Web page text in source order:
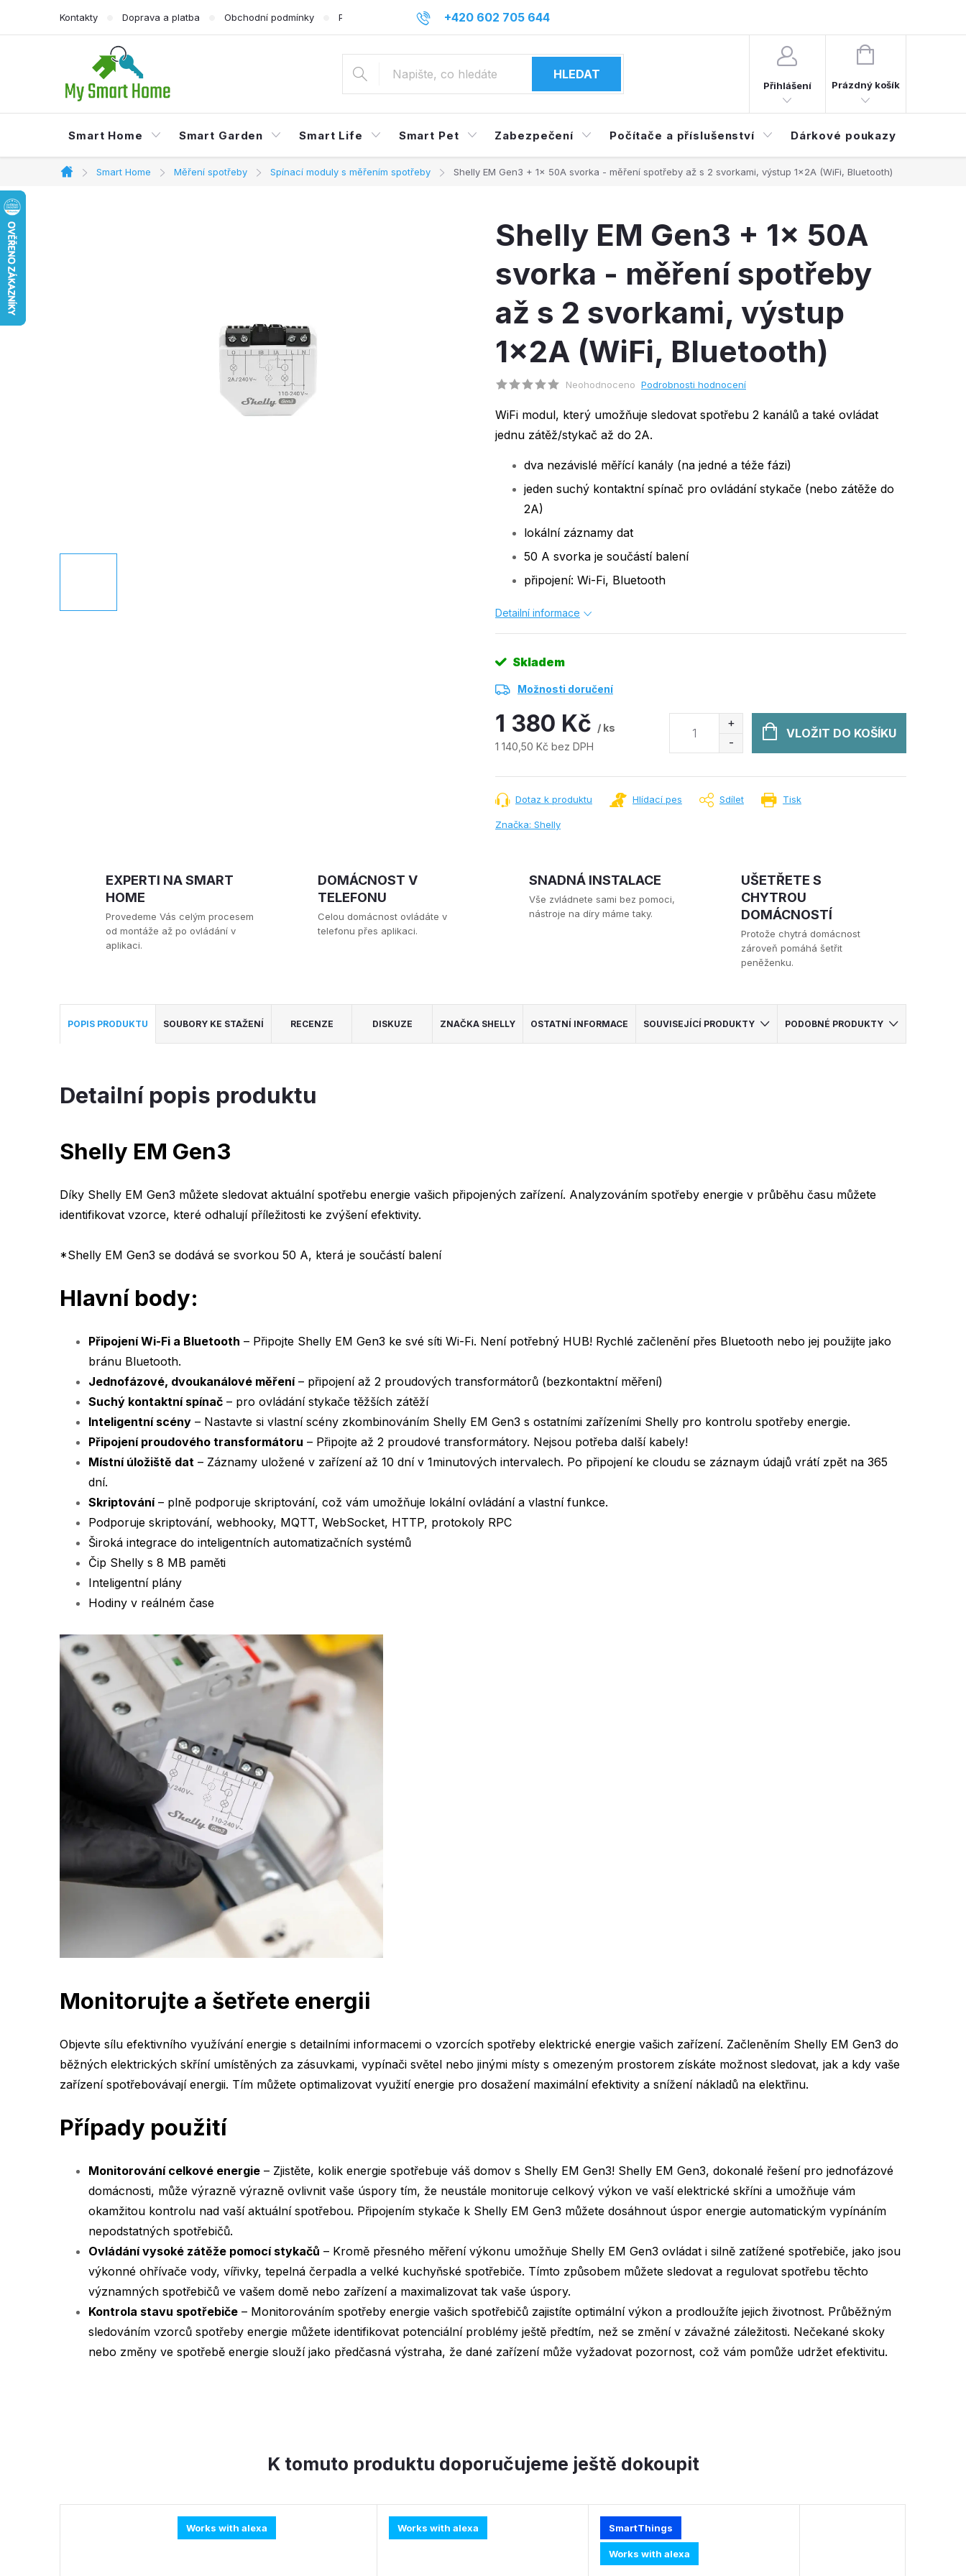
+420 602 705 644
info@mysmarthome.cz
Kontakty Doprava a platba Obchodní podmínky Podmínky ochrany osobních údajů Reklamace a odstoupení od smlouvy
HLEDAT
Přihlášení
NÁKUPNÍ
Prázdný košík
Smart Home Smart Garden Smart Life Smart Pet Zabezpečení Počítače a příslušenství Dárkové poukazy
Domů
Smart Home Měření spotřeby Spínací moduly s měřením spotřeby Shelly EM Gen3 + 1x 50A svorka - měření spotřeby až s 2 svorkami, výstup 1x2A (WiFi, Bluetooth)
Shelly EM Gen3 + 1x 50A
svorka - měření spotřeby
až s 2 svorkami, výstup
1x2A (WiFi, Bluetooth)
Neohodnoceno Podrobnosti hodnocení
WiFi modul, který umožňuje sledovat spotřebu 2 kanálů a také ovládat
jednu zátěž/stykač až do 2A.
dva nezávislé měřící kanály (na jedné a téže fázi)
jeden suchý kontaktní spínač pro ovládání stykače (nebo zátěže do
2A)
lokální záznamy dat
50 A svorka je součástí balení
připojení: Wi-Fi, Bluetooth
Detailní informace
Skladem
Možnosti doručení
1 380 Kč / ks
1 140,50 Kč bez DPH
cena:
VLOŽIT DO KOŠÍKU
Tisk
Dotaz k produktu Hlídací pes Sdílet
Značka: Shelly
EXPERTI NA SMART
HOME
Provedeme Vás celým procesem
od montáže až po ovládání v
aplikaci.
DOMÁCNOST V
TELEFONU
Celou domácnost ovládáte v
telefonu přes aplikaci.
SNADNÁ INSTALACE
Vše zvládnete sami bez pomoci,
nástroje na díry máme taky.
UŠETŘETE S
CHYTROU
DOMÁCNOSTÍ
Protože chytrá domácnost
zároveň pomáhá šetřit
peněženku.
POPIS PRODUKTU SOUBORY KE STAŽENÍ RECENZE DISKUZE ZNAČKA SHELLY OSTATNÍ INFORMACE SOUVISEJÍCÍ PRODUKTY PODOBNÉ PRODUKTY
Detailní popis produktu
Shelly EM Gen3
Díky Shelly EM Gen3 můžete sledovat aktuální spotřebu energie vašich připojených zařízení. Analyzováním spotřeby energie v průběhu času můžete
identifikovat vzorce, které odhalují příležitosti ke zvýšení efektivity.
*Shelly EM Gen3 se dodává se svorkou 50 A, která je součástí balení
Hlavní body:
Připojení Wi-Fi a Bluetooth – Připojte Shelly ЕМ Gen3 ke své síti Wi-Fi. Není potřebný HUB! Rychlé začlenění přes Bluetooth nebo jej použijte jako
bránu Bluetooth.
Jednofázové, dvoukanálové měření– připojení až 2 proudových transformátorů (bezkontaktní měření)
Suchý kontaktní spínač – pro ovládání stykače těžších zátěží
Inteligentní scény – Nastavte si vlastní scény zkombinováním Shelly EM Gen3 s ostatními zařízeními Shelly pro kontrolu spotřeby energie.
Připojení proudového transformátoru – Připojte až 2 proudové transformátory. Nejsou potřeba další kabely!
Místní úložiště dat – Záznamy uložené v zařízení až 10 dní v 1minutových intervalech. Po připojení ke cloudu se záznaym údajů vrátí zpět na 365
dní.
Skriptování– plně podporuje skriptování, což vám umožňuje lokální ovládání a vlastní funkce.
Podporuje skriptování, webhooky, MQTT, WebSocket, HTTP, protokoly RPC
Široká integrace do inteligentních automatizačních systémů
Čip Shelly s 8 MB paměti
Inteligentní plány
Hodiny v reálném čase
Monitorujte a šetřete energii
Objevte sílu efektivního využívání energie s detailními informacemi o vzorcích spotřeby elektrické energie vašich zařízení. Začleněním Shelly EM Gen3 do
běžných elektrických skříní umístěných za zásuvkami, vypínači světel nebo jinými místy s omezeným prostorem získáte možnost sledovat, jak a kdy vaše
zařízení spotřebovávají energii. Tím můžete optimalizovat využití energie pro dosažení maximální efektivity a snížení nákladů na elektřinu.
Případy použití
Monitorování celkové energie – Zjistěte, kolik energie spotřebuje váš domov s Shelly EM Gen3! Shelly EM Gen3, dokonalé řešení pro jednofázové
domácnosti, může výrazně výrazně ovlivnit vaše úspory tím, že neustále monitoruje celkový výkon ve vaší elektrické skříni a umožňuje vám
okamžitou kontrolu nad vaší aktuální spotřebou. Připojením stykače k Shelly EM Gen3 můžete dosáhnout úspor energie automatickým vypínáním
nepodstatných spotřebičů.
Ovládání vysoké zátěže pomocí stykačů – Kromě přesného měření výkonu umožňuje Shelly EM Gen3 ovládat i silně zatížené spotřebiče, jako jsou
výkonné ohřívače vody, vířivky, tepelná čerpadla a velké kuchyňské spotřebiče. Tímto způsobem můžete sledovat a regulovat spotřebu těchto
významných spotřebičů ve vašem domě nebo zařízení a maximalizovat tak vaše úspory.
Kontrola stavu spotřebiče – Monitorováním spotřeby energie vašich spotřebičů zajistíte optimální výkon a prodloužíte jejich životnost. Průběžným
sledováním vzorců spotřeby energie můžete identifikovat potenciální problémy ještě předtím, než se změní v závažné záležitosti. Nečekané skoky
nebo změny ve spotřebě energie slouží jako předčasná výstraha, že dané zařízení může vyžadovat pozornost, což vám pomůže udržet efektivitu.
K tomuto produktu doporučujeme ještě dokoupit
Works with alexa Works with alexa SmartThings
Works with alexa